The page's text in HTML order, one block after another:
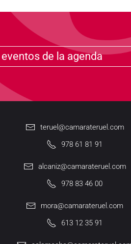
de la agenda
teruel@camarateruel.com
978 61 81 91
alcaniz@camarateruel.com
978 83 46 00
mora@camarateruel.com
613 12 35 91